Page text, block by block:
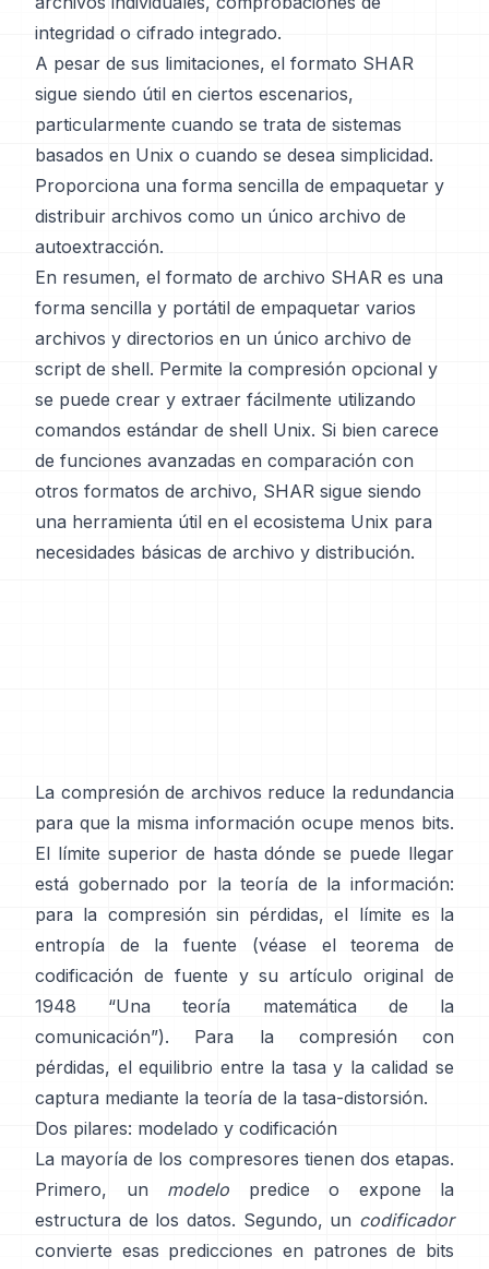
integridad o cifrado integrado.
A pesar de sus limitaciones, el formato SHAR
sigue siendo útil en ciertos escenarios,
particularmente cuando se trata de sistemas
basados en Unix o cuando se desea simplicidad.
Proporciona una forma sencilla de empaquetar y
distribuir archivos como un único archivo de
autoextracción.
En resumen, el formato de archivo SHAR es una
forma sencilla y portátil de empaquetar varios
archivos y directorios en un único archivo de
script de shell. Permite la compresión opcional y
se puede crear y extraer fácilmente utilizando
comandos estándar de shell Unix. Si bien carece
de funciones avanzadas en comparación con
otros formatos de archivo, SHAR sigue siendo
una herramienta útil en el ecosistema Unix para
necesidades básicas de archivo y distribución.
La compresión de archivos reduce la redundancia
para que la misma información ocupe menos bits.
El límite superior de hasta dónde se puede llegar
está gobernado por la teoría de la información:
para la compresión sin pérdidas, el límite es la
entropía de la fuente (véase el
teorema de
codificación de fuente y su artículo original de
1948
“Una teoría matemática de la
comunicación”). Para la compresión con
pérdidas, el equilibrio entre la tasa y la calidad se
captura mediante la teoría de la tasa-distorsión.
Dos pilares: modelado y codificación
La mayoría de los compresores tienen dos etapas.
Primero, un modelo predice o expone la
estructura de los datos. Segundo, un codificador
convierte esas predicciones en patrones de bits